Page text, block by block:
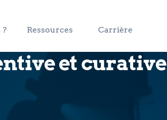
Ressources Carrière
et curative